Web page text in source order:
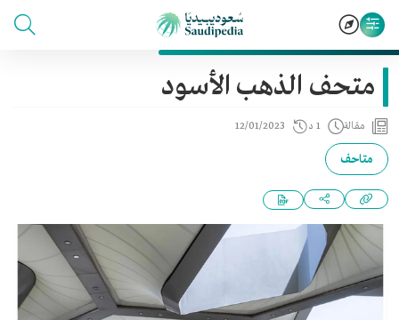
متحف الذهب الأسود
مقالة 1 د 12/01/2023
متاحف